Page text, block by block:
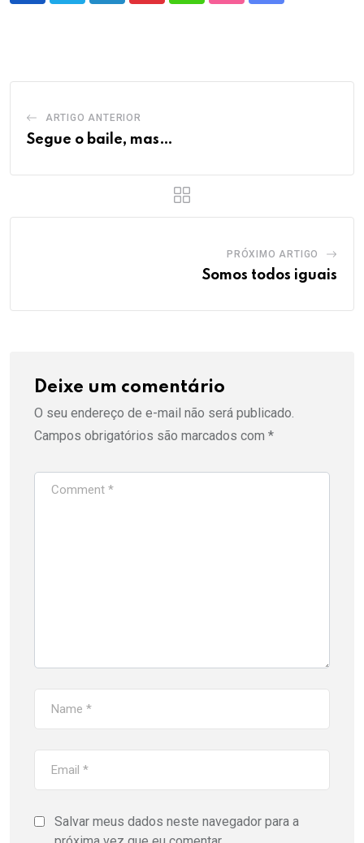
ARTIGO ANTERIOR
Segue o baile, mas…
PRÓXIMO ARTIGO
Somos todos iguais
Deixe um comentário
O seu endereço de e-mail não será publicado.
Campos obrigatórios são marcados com *
Salvar meus dados neste navegador para a